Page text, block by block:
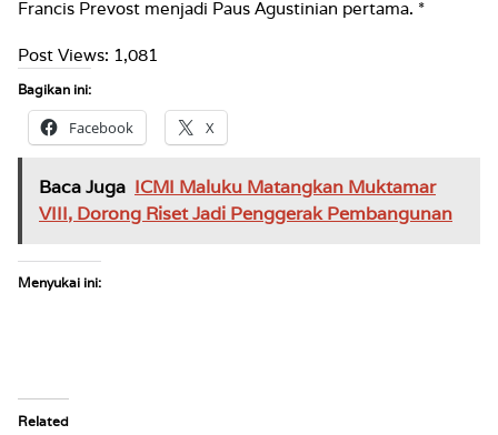
Francis Prevost menjadi Paus Agustinian pertama. *
Post Views: 1,081
Bagikan ini:
Facebook X
Baca Juga ICMI Maluku Matangkan Muktamar
VIII, Dorong Riset Jadi Penggerak Pembangunan
Menyukai ini:
Related